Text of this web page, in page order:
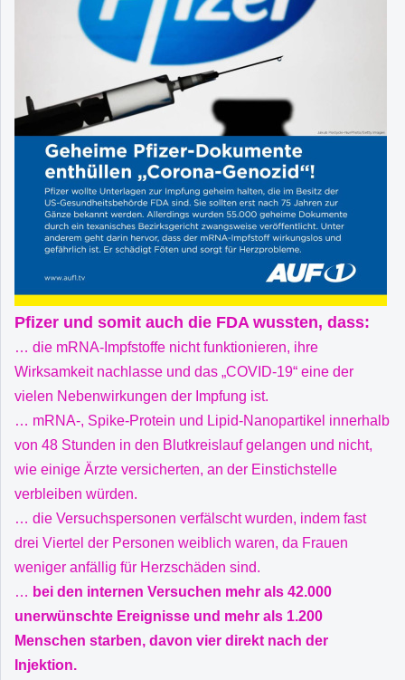
Pfizer und somit auch die FDA wussten, dass:
… die mRNA-Impfstoffe nicht funktionieren, ihre
Wirksamkeit nachlasse und das „COVID-19“ eine der
vielen Nebenwirkungen der Impfung ist.
… mRNA-, Spike-Protein und Lipid-Nanopartikel innerhalb
von 48 Stunden in den Blutkreislauf gelangen und nicht,
wie einige Ärzte versicherten, an der Einstichstelle
verbleiben würden.
… die Versuchspersonen verfälscht wurden, indem fast
drei Viertel der Personen weiblich waren, da Frauen
weniger anfällig für Herzschäden sind.
… bei den internen Versuchen mehr als 42.000
unerwünschte Ereignisse und mehr als 1.200
Menschen starben, davon vier direkt nach der
Injektion.